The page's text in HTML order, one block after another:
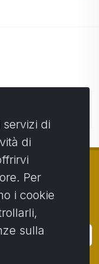
Activstar
di
di
Per
i cookie
sulla